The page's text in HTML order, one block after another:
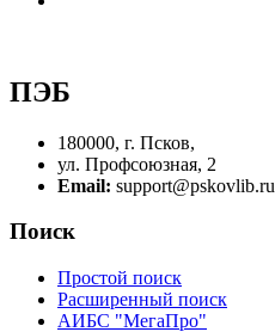
ПЭБ
180000, г. Псков,
ул. Профсоюзная, 2
Email: support@pskovlib.ru
Поиск
Простой поиск
Расширенный поиск
АИБС "МегаПро"